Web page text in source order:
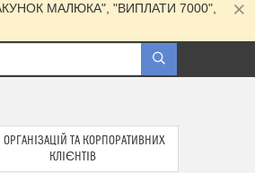
МАЛЮКА", "ВИПЛАТИ 7000",
ТА КОРПОРАТИВНИХ
КЛІЄНТІВ